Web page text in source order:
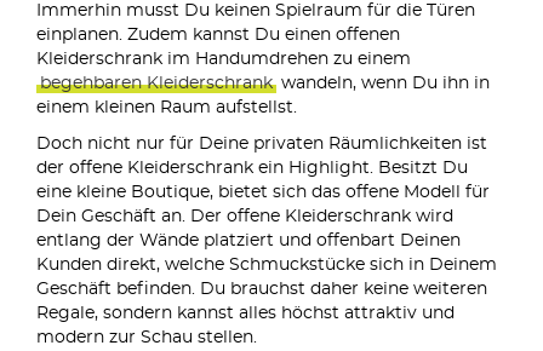
Immerhin musst Du keinen Spielraum für die Türen
einplanen. Zudem kannst Du einen offenen
Kleiderschrank im Handumdrehen zu einem
begehbaren Kleiderschrank wandeln, wenn Du ihn in
einem kleinen Raum aufstellst.
Doch nicht nur für Deine privaten Räumlichkeiten ist
der offene Kleiderschrank ein Highlight. Besitzt Du
eine kleine Boutique, bietet sich das offene Modell für
Dein Geschäft an. Der offene Kleiderschrank wird
entlang der Wände platziert und offenbart Deinen
Kunden direkt, welche Schmuckstücke sich in Deinem
Geschäft befinden. Du brauchst daher keine weiteren
Regale, sondern kannst alles höchst attraktiv und
modern zur Schau stellen.